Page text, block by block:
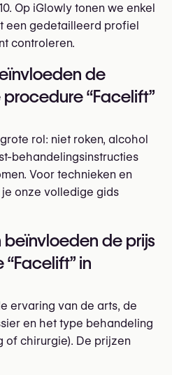
Op iGlowly tonen we enkel
een gedetailleerd profiel
controleren.
de
“Facelift”
rol: niet roken, alcohol
behandelingsinstructies
Voor technieken en
onze volledige gids
de prijs
in
ervaring van de arts, de
en het type behandeling
of chirurgie). De prijzen